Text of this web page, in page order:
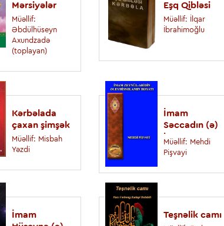
Mərsiyələr
Müəllif:
Əbdülhüseyn
Axundzadə
(toplayan)
Eşq Qibləsi
Müəllif: İlqar
İbrahimoğlu
Kərbəlada
çaxan şimşək
Müəllif: Misbah
Yəzdi
İmam
Səccadın (ə)
həyatı
Müəllif: Mehdi
Pişvayi
İmam
Teşnəlik camı
İmam Hüseyn (ə)
barəsində hədislər